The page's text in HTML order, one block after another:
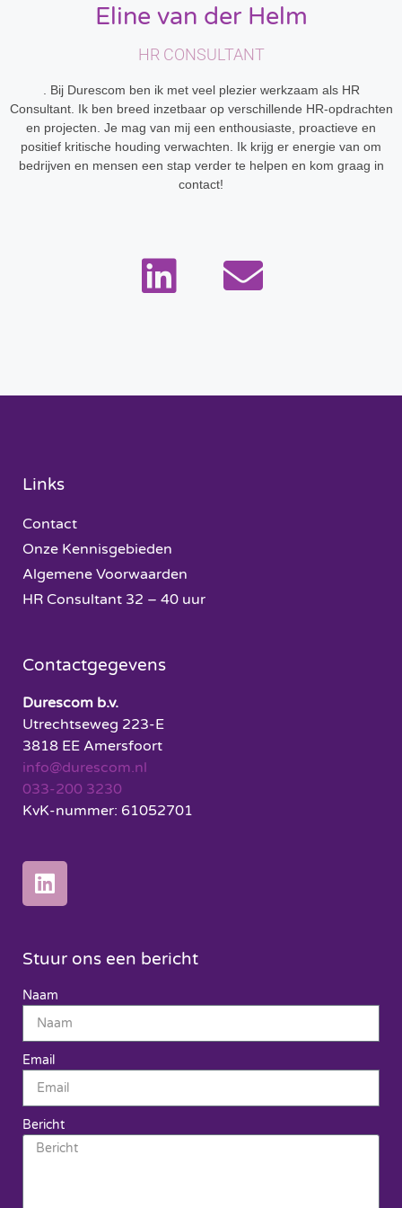
Eline van der Helm
HR CONSULTANT
. Bij Durescom ben ik met veel plezier werkzaam als HR
Consultant. Ik ben breed inzetbaar op verschillende HR-opdrachten
en projecten. Je mag van mij een enthousiaste, proactieve en
positief kritische houding verwachten. Ik krijg er energie van om
bedrijven en mensen een stap verder te helpen en kom graag in
contact!
Links
Contact
Onze Kennisgebieden
Algemene Voorwaarden
HR Consultant 32 – 40 uur
Contactgegevens
Durescom b.v.
Utrechtseweg 223-E
3818 EE Amersfoort
info@durescom.nl
033-200 3230
KvK-nummer: 61052701
Stuur ons een bericht
Naam
Email
Bericht